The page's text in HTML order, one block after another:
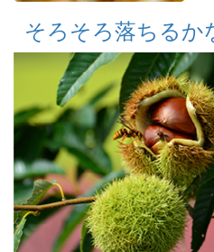
そろそろ落ちるか